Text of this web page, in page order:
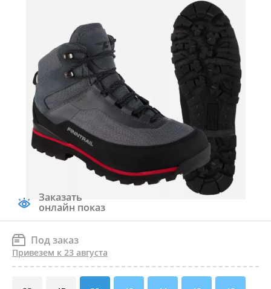
Заказать
онлайн показ
Под заказ
Привезем к 23 августа